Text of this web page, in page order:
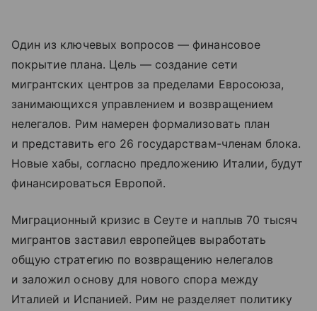
Один из ключевых вопросов — финансовое
покрытие плана. Цель — создание сети
мигрантских центров за пределами Евросоюза,
занимающихся управлением и возвращением
нелегалов. Рим намерен формализовать план
и представить его 26 государствам-членам блока.
Новые хабы, согласно предложению Италии, будут
финансироваться Европой.
Миграционный кризис в Сеуте и наплыв 70 тысяч
мигрантов заставил европейцев выработать
общую стратегию по возвращению нелегалов
и заложил основу для нового спора между
Италией и Испанией. Рим не разделяет политику